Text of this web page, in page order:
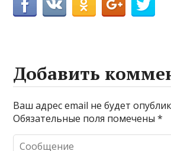
Добавить
Ваш адрес email не будет
Обязательные поля помечены*